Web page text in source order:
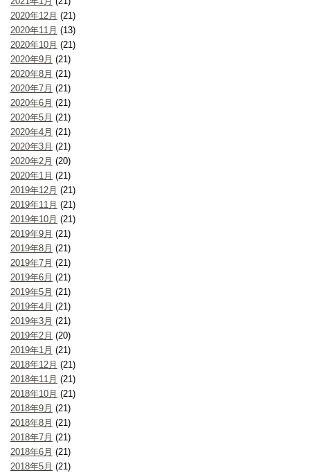
2020年12月 (21)
2020年11月 (13)
2020年10月 (21)
2020年9月 (21)
2020年8月 (21)
2020年7月 (21)
2020年6月 (21)
2020年5月 (21)
2020年4月 (21)
2020年3月 (21)
2020年2月 (20)
2020年1月 (21)
2019年12月 (21)
2019年11月 (21)
2019年10月 (21)
2019年9月 (21)
2019年8月 (21)
2019年7月 (21)
2019年6月 (21)
2019年5月 (21)
2019年4月 (21)
2019年3月 (21)
2019年2月 (20)
2019年1月 (21)
2018年12月 (21)
2018年11月 (21)
2018年10月 (21)
2018年9月 (21)
2018年8月 (21)
2018年7月 (21)
2018年6月 (21)
2018年5月 (21)